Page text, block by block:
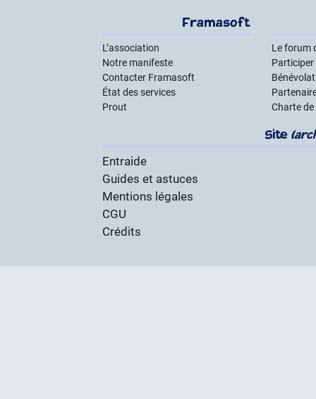
Framasoft
L’association
Notre manifeste
Contacter Framasoft
État des services
Prout
Le forum
Participer
Charte
Site
Entraide
Guides et astuces
Mentions légales
CGU
Crédits